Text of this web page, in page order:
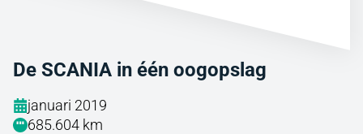
De SCANIA in één oogopslag
januari 2019
685.604 km